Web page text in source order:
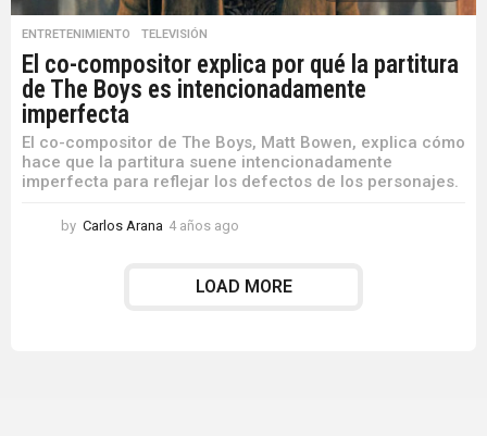
ENTRETENIMIENTO ,TELEVISIÓN
El co-compositor explica por qué la partitura
de The Boys es intencionadamente
imperfecta
El co-compositor de The Boys, Matt Bowen, explica cómo
hace que la partitura suene intencionadamente
imperfecta para reflejar los defectos de los personajes.
by Carlos Arana 4 años ago
LOAD MORE